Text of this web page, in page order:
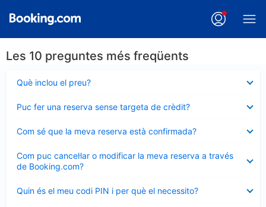
Les 10 preguntes més freqüents
Què inclou el preu?
tancat
Puc fer una reserva sense targeta de crèdit?
tancat
Com sé que la meva reserva està confirmada?
tancat
Com puc cancel·lar o modificar la meva reserva a través
de Booking.com?
tancat
Quin és el meu codi PIN i per què el necessito?
tancat